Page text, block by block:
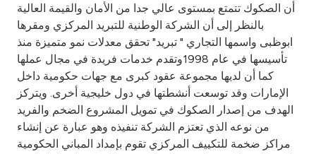
Egypt
UK
Kingdom of Bahrain
أن الصكوك تتمتع بمستوى عالي جدا من الأمان والقيمة العالية
بالنظر إلى أن الشركة الوطنية للتبريد المركزي ومقرها
ابوظبى واسمها التجاري " تبريد" تحقق معدلات نمو متميزة منذ
تأسيسها في عام 1998وتقدم خدمات فريدة في مجال عملها
كما أن لديها مجموعة عقود كبرى مع جهات حكومية داخل
الإمارات وقد توسعت أنشطتها في دول خليجية أخرى. ويتركز
الهدف من إصدار الصكوك في تمويل المشروع الضخم والفريد
من نوعه الذي تعتزم الشركة تنفيذه وهو عبارة عن إنشاء
مراكز ضخمة للتكييف المركزي تقوم بإمداد المباني الحكومية